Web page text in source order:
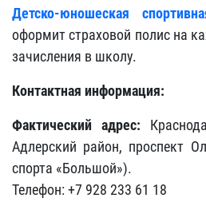
Детско-юношеская
оформит страховой полис на
зачисления в школу.
Контактная информация:
Фактический адрес:
Адлерский район, проспект
спорта «Большой»).
Телефон: +7 928 233 61 18